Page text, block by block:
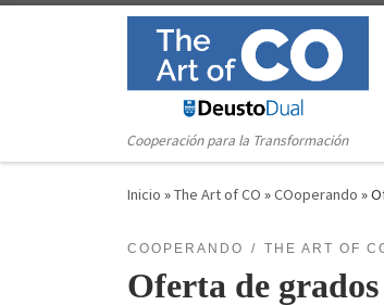
Cooperación para la Transformación
Inicio »The Art of CO »COoperando »
COOPERANDO THE ART OF
Oferta de